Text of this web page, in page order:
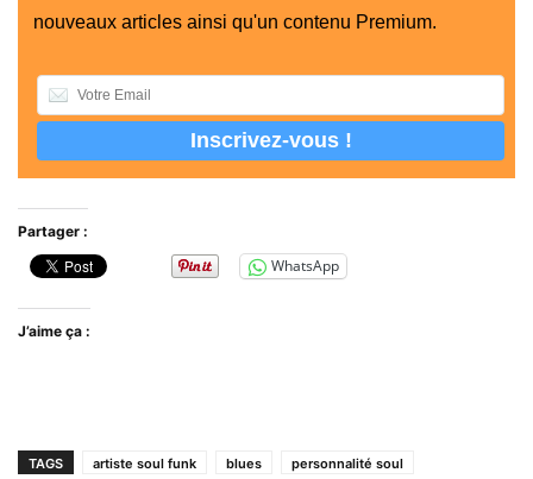
nouveaux articles ainsi qu'un contenu Premium.
Partager :
WhatsApp
J’aime ça :
TAGS artiste soul funk blues personnalité soul